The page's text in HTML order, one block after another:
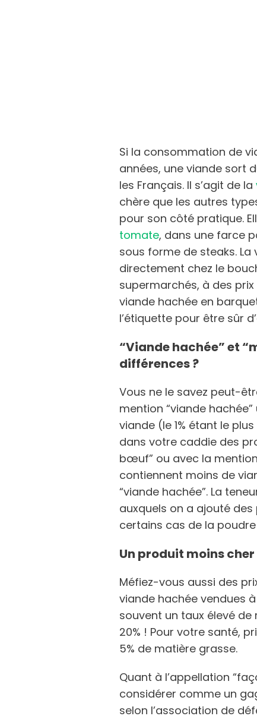
Si la consommation de
années, une viande sort
les Français. Il s’agit de la
chère que les autres
pour son côté pratique.
tomate, dans une farce
sous forme de steaks. La
directement chez le
supermarchés, à des
viande hachée en
l’étiquette pour être sûr
“Viande hachée” et
différences ?
Vous ne le savez peut-
mention “viande
viande (le 1% étant le
dans votre caddie des
bœuf” ou avec la mention
contiennent moins de
“viande hachée”. La
auxquels on a ajouté
certains cas de la
Un produit moins
Méfiez-vous aussi des
viande hachée vendues
souvent un taux élevé de
20% ! Pour votre santé,
5% de matière grasse.
Quant à l’appellation
considérer comme un
selon l’association de